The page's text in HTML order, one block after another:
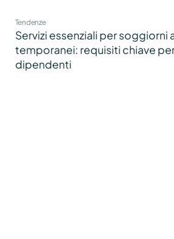
Tendenze
Servizi essenziali per soggiorni
temporanei: requisiti chiave
dipendenti